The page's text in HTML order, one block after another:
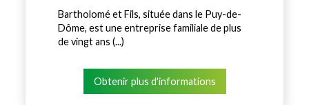
Bartholomé et Fils, située dans le Puy-de-
Dôme, est une entreprise familiale de plus
de vingt ans (...)
Obtenir plus d'informations